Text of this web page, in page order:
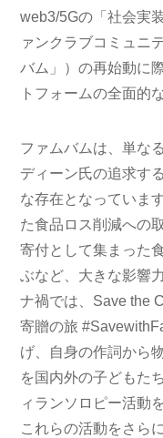
web3/5Gの「社会実
ァンクラブコミュニ
バム」）の再始動に
トフォームの全面的
ファムバムは、単な
ディーン氏の追求す
な存在となっていま
た食品ロス削減への
寄付として集まった
ぶなど、大きな影響
ナ禍では、Save the
寄贈の旅
げ、自身の作詞から
を国内外の子どもた
ィランソロピー活動
これらの活動をさら